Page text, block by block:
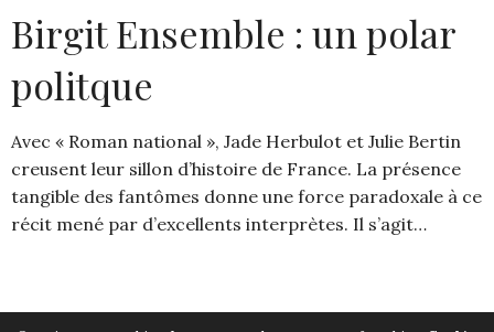
Birgit Ensemble : un polar
politque
Avec « Roman national », Jade Herbulot et Julie Bertin
creusent leur sillon d’histoire de France. La présence
tangible des fantômes donne une force paradoxale à ce
récit mené par d’excellents interprètes. Il s’agit…